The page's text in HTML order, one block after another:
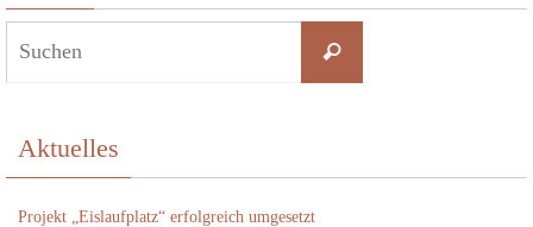
Suchen
Aktuelles
Projekt „Eislaufplatz“ erfolgreich umgesetzt